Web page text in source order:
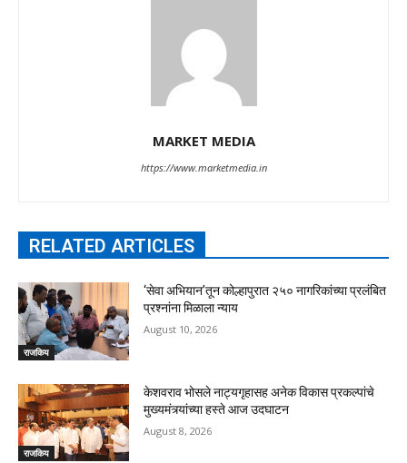
MARKET MEDIA
https://www.marketmedia.in
RELATED ARTICLES
राजकिय
‘सेवा अभियान’तून कोल्हापुरात २५० नागरिकांच्या प्रलंबित
प्रश्नांना मिळाला न्याय
August 10, 2026
राजकिय
केशवराव भोसले नाट्यगृहासह अनेक विकास प्रकल्पांचे
मुख्यमंत्र्यांच्या हस्ते आज उदघाटन
August 8, 2026